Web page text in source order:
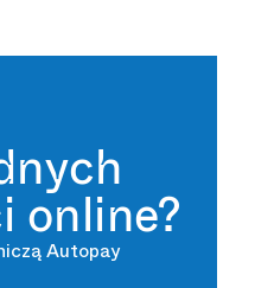
online?
Autopay